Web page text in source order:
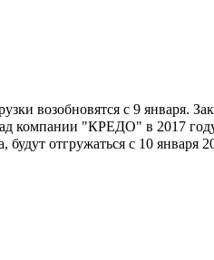
возобновятся с 9 января.
"КРЕДО" в 2017 году
будут отгружаться с 10